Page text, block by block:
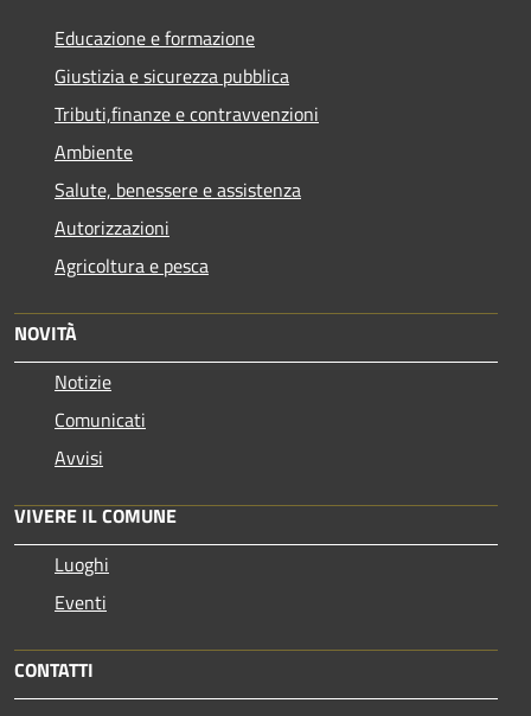
Educazione e formazione
Giustizia e sicurezza pubblica
Tributi,finanze e contravvenzioni
Ambiente
Salute, benessere e assistenza
Autorizzazioni
Agricoltura e pesca
NOVITÀ
Notizie
Comunicati
Avvisi
VIVERE IL COMUNE
Luoghi
Eventi
CONTATTI